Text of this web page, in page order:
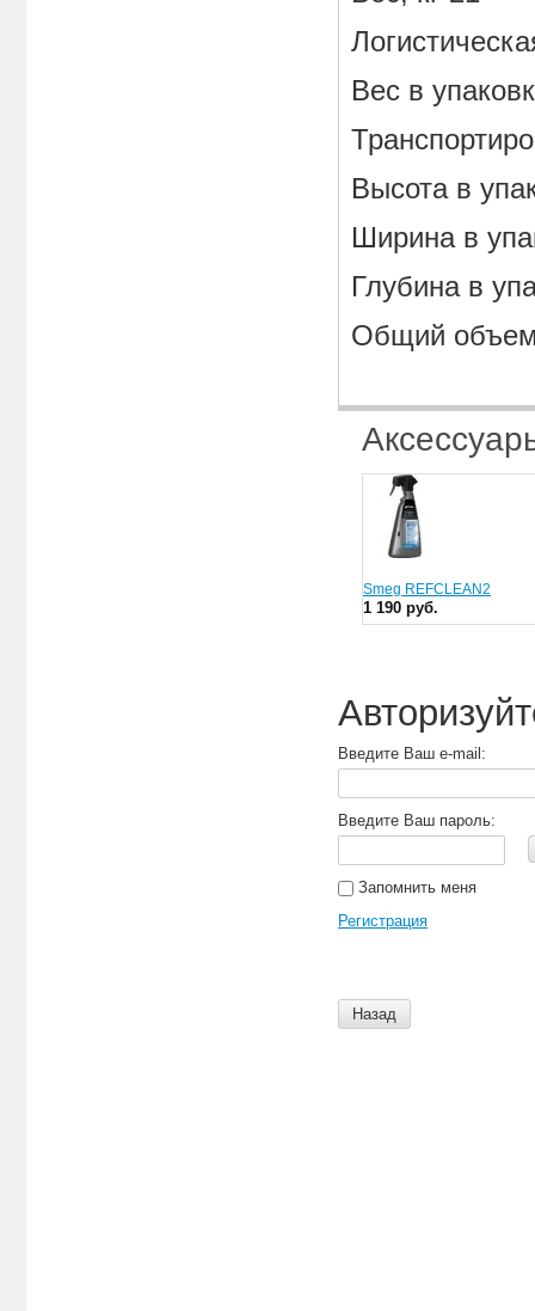
Вес в
Высота в
Ширина в
Глубина в
Общий объем
Smeg REFCLEAN2
1 190 руб.
Введите Ваш e-mail:
Введите Ваш пароль:
Запомнить меня
Регистрация
Назад